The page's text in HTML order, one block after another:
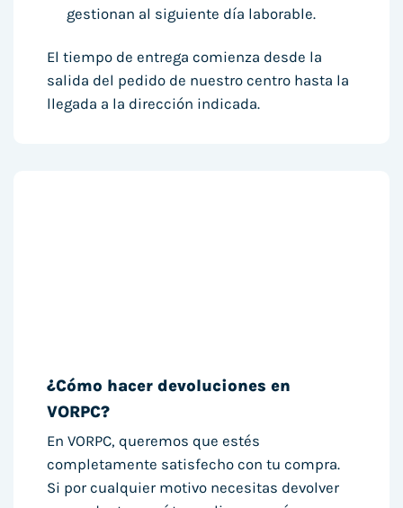
gestionan al siguiente día laborable.
El tiempo de entrega comienza desde la
salida del pedido de nuestro centro hasta la
llegada a la dirección indicada.
¿Cómo hacer devoluciones en
VORPC?
En VORPC, queremos que estés
completamente satisfecho con tu compra.
Si por cualquier motivo necesitas devolver